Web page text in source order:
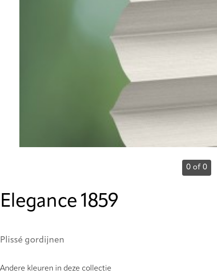
0 of 0
Elegance 1859
Plissé gordijnen
Andere kleuren in deze collectie